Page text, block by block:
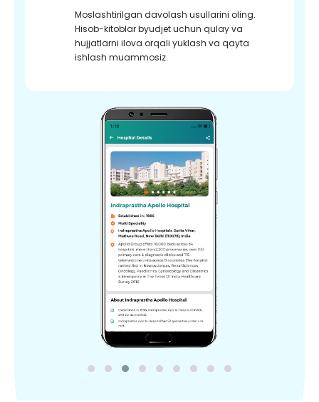
Moslashtirilgan davolash usullarini oling.
Hisob-kitoblar byudjet uchun qulay va
hujjatlarni ilova orqali yuklash va qayta
ishlash muammosiz.